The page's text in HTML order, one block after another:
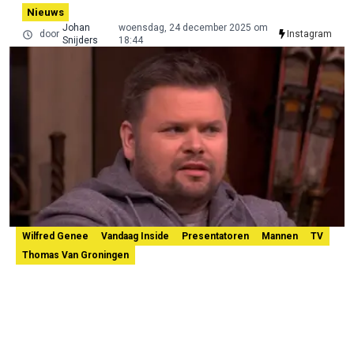
Nieuws
door
Johan
Snijders
woensdag, 24 december 2025 om
18:44
Instagram
Wilfred Genee Vandaag Inside Presentatoren Mannen
TV
Thomas Van Groningen